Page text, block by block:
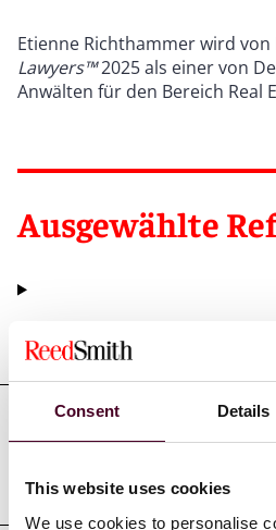
Consent Details
This website uses cookies
We use cookies to personalise
Etienne Richthammer wird
Lawyers™2025 als einer von
Anwälten für den Bereich Real
Ausgewählte
Ausbildung
Zulassungen und
Qualifikationen